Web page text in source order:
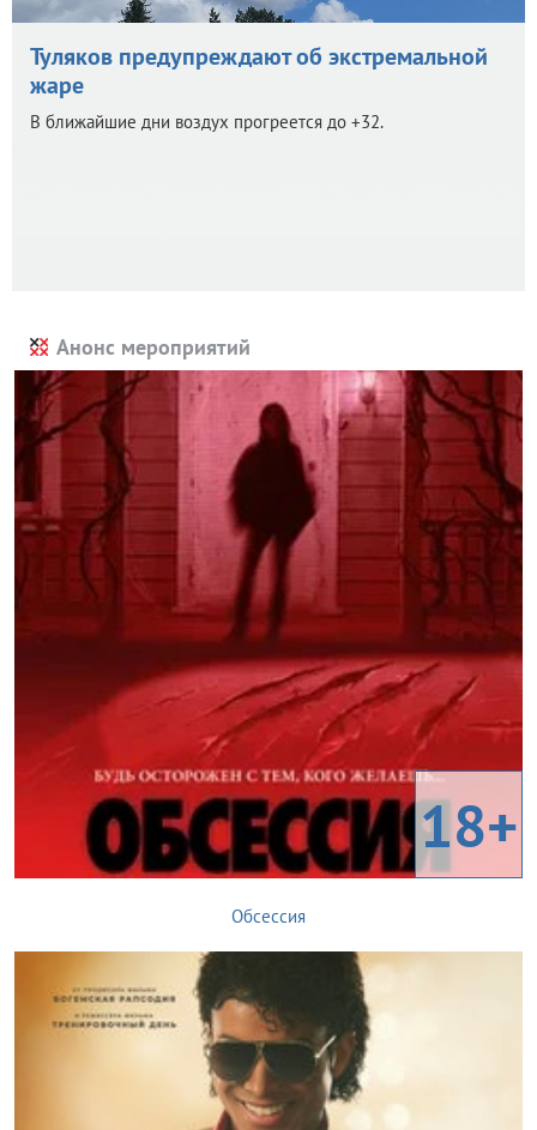
Туляков предупреждают об экстремальной
жаре
В ближайшие дни воздух прогреется до +32.
Анонс мероприятий
18+
Обсессия